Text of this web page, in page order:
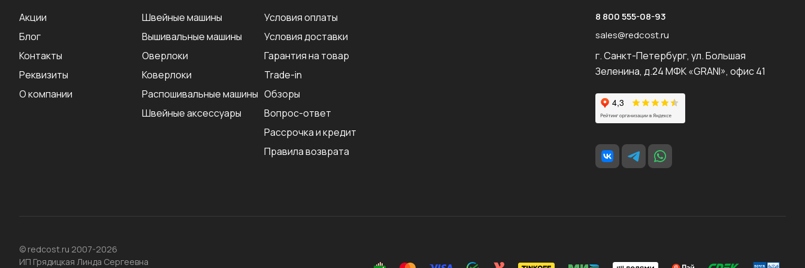
Акции
Блог
Контакты
Реквизиты
О компании
Швейные машины
Вышивальные машины
Оверлоки
Коверлоки
Распошивальные машины
Швейные аксеcсуары
Условия оплаты
Условия доставки
Гарантия на товар
Trade-in
Обзоры
Вопрос-ответ
Рассрочка и кредит
Правила возврата
8 800 555-08-93
sales@redcost.ru
г. Санкт-Петербург, ул. Большая
Зеленина, д.24 МФК «GRANI», офис 41
© redcost.ru 2007-2026
ИП Грядицкая Линда Сергеевна